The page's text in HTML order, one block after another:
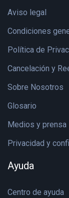
Aviso legal
Condiciones
Política de
Cancelación y
Sobre Nosotros
Glosario
Medios y prensa
Privacidad y
Ayuda
Centro de ayuda